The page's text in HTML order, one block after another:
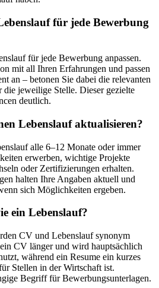
für jede Bewerbung
für jede Bewerbung anpassen.
mit all Ihren Erfahrungen und passen
an – betonen Sie dabei die relevanten
jeweilige Stelle. Dieser gezielte
deutlich.
Lebenslauf aktualisieren?
alle 6–12 Monate oder immer
erwerben, wichtige Projekte
oder Zertifizierungen erhalten.
halten Ihre Angaben aktuell und
sich Möglichkeiten ergeben.
ein Lebenslauf?
CV und Lebenslauf synonym
CV länger und wird hauptsächlich
während ein Resume ein kurzes
Stellen in der Wirtschaft ist.
Begriff für Bewerbungsunterlagen.